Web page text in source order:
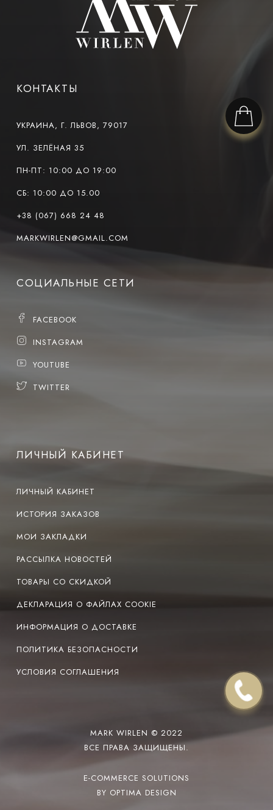
КОНТАКТЫ
УКРАИНА, Г. ЛЬВОВ, 79017
УЛ. ЗЕЛЁНАЯ 35
ПН-ПТ: 10:00 ДО 19:00
СБ: 10:00 ДО 15.00
+38 (067) 668 24 48
MARKWIRLEN@GMAIL.COM
СОЦИАЛЬНЫЕ СЕТИ
FACEBOOK
INSTAGRAM
YOUTUBE
TWITTER
ЛИЧНЫЙ КАБИНЕТ
ЛИЧНЫЙ КАБИНЕТ
ИСТОРИЯ ЗАКАЗОВ
МОИ ЗАКЛАДКИ
РАССЫЛКА НОВОСТЕЙ
ТОВАРЫ СО СКИДКОЙ
ДЕКЛАРАЦИЯ О ФАЙЛАХ COOKIE
ИНФОРМАЦИЯ О ДОСТАВКЕ
ПОЛИТИКА БЕЗОПАСНОСТИ
УСЛОВИЯ СОГЛАШЕНИЯ
MARK WIRLEN © 2022
ВСЕ ПРАВА ЗАЩИЩЕНЫ.
E-COMMERCE SOLUTIONS
BY OPTIMA DESIGN